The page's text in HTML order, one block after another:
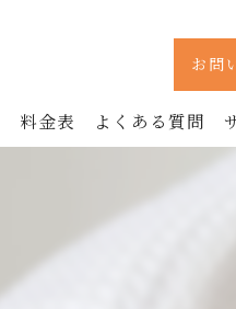
お問
料金表
ボディ
よくある質問